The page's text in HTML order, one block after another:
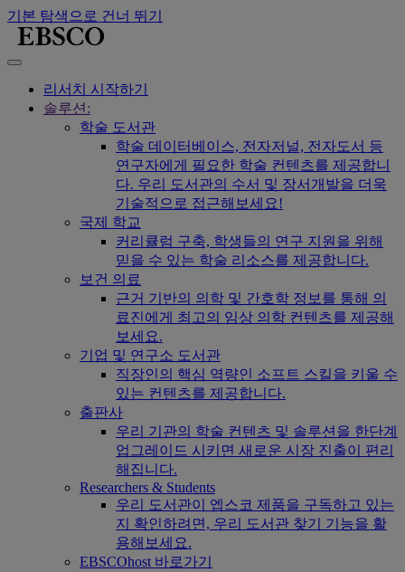
기본 탐색으로 건너 뛰기
리서치 시작하기
솔루션:
학술 도서관
학술 데이터베이스, 전자저널, 전자도서 등
연구자에게 필요한 학술 컨텐츠를 제공합니
다. 우리 도서관의 수서 및 장서개발을 더욱
기술적으로 접근해보세요!
국제 학교
커리큘럼 구축, 학생들의 연구 지원을 위해
믿을 수 있는 학술 리소스를 제공합니다.
보건 의료
근거 기반의 의학 및 간호학 정보를 통해 의
료진에게 최고의 임상 의학 컨텐츠를 제공해
보세요.
기업 및 연구소 도서관
직장인의 핵심 역량인 소프트 스킬을 키울 수
있는 컨텐츠를 제공합니다.
출판사
우리 기관의 학술 컨텐츠 및 솔루션을 한단계
업그레이드 시키면 새로운 시장 진출이 편리
해집니다.
Researchers & Students
우리 도서관이 엡스코 제품을 구독하고 있는
지 확인하려면, 우리 도서관 찾기 기능을 활
용해보세요.
EBSCOhost 바로가기